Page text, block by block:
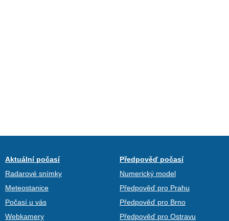
Aktuální počasí
Radarové snímky
Meteostanice
Počasí u vás
Webkamery
Předpověď počasí
Numerický model
Předpověď pro Prahu
Předpověď pro Brno
Předpověď pro Ostravu